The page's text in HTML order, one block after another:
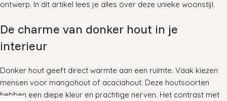
ontwerp. In dit artikel lees je alles over deze unieke woonstijl.
De charme van donker hout in je
interieur
Donker hout geeft direct warmte aan een ruimte. Vaak kiezen
mensen voor mangohout of acaciahout. Deze houtsoorten
hebben een diepe kleur en prachtige nerven. Het contrast met